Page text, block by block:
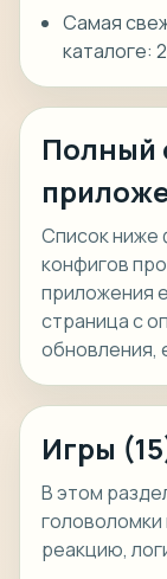
Самая
каталоге:
Полный
Список ниже
конфигов
приложения
страница с
обновления,
Игры
В этом
головоломки
реакцию,